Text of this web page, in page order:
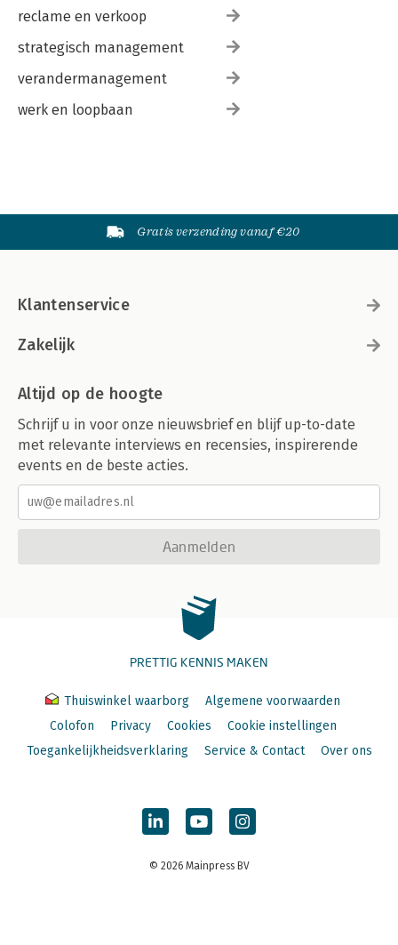
reclame en verkoop
strategisch management
verandermanagement
werk en loopbaan
Gratis verzending vanaf €20
Klantenservice
Zakelijk
Altijd op de hoogte
Schrijf u in voor onze nieuwsbrief en blijf up-to-date
met relevante interviews en recensies, inspirerende
events en de beste acties.
Aanmelden
PRETTIG KENNIS MAKEN
Thuiswinkel waarborg
Algemene voorwaarden
Colofon
Privacy Cookies
Cookie instellingen
Toegankelijkheidsverklaring
Service & Contact Over ons
© 2026 Mainpress BV